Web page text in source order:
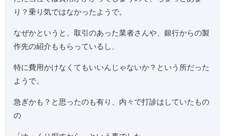
り？乗り気ではなかったようで。
なぜかというと、取引のあった業者さんや、銀行からの製
作先の紹介ももらっているし、
特に費用かけなくてもいいんじゃないか？という所だった
ようで。
急ぎかも？と思ったのも有り、内々で打診はしていたもの
の